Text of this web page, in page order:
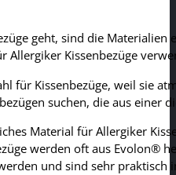
geht, sind die
Allergiker Kissenbezüge
für Kissenbezüge, weil sie
suchen, die aus
Material für Allergiker
werden oft aus Evolon®
und sind sehr praktisch